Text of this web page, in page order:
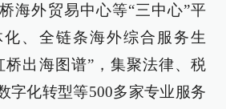
海外贸易中心等“三中心”平
、全链条海外综合服务生
桥出海图谱”，集聚法律、税
字化转型等500多家专业服务